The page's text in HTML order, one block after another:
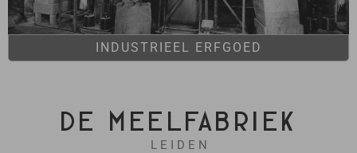
INDUSTRIEEL ERFGOED
DE MEELFABRIEK
L E I D E N